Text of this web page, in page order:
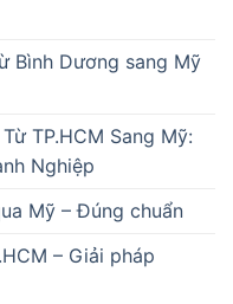
Bình Dương sang Mỹ
TP.HCM Sang Mỹ:
Nghiệp
Mỹ – Đúng chuẩn
– Giải pháp